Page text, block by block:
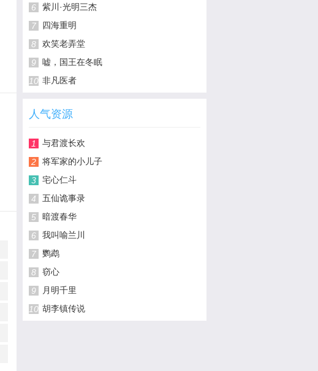
6
紫川·光明三杰
7
四海重明
8
欢笑老弄堂
9
嘘，国王在冬眠
10 非凡医者
人气资源
1
与君渡长欢
2
将军家的小儿子
3
宅心仁斗
4
五仙诡事录
5
暗渡春华
6
我叫喻兰川
7
鹦鹉
8
窃心
9
月明千里
10 胡李镇传说